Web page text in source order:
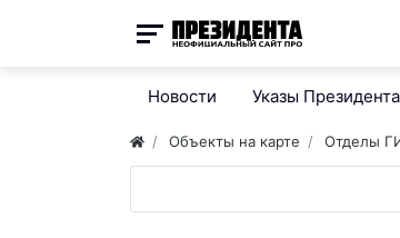
Новости Указы Президента
Объекты на карте Отделы